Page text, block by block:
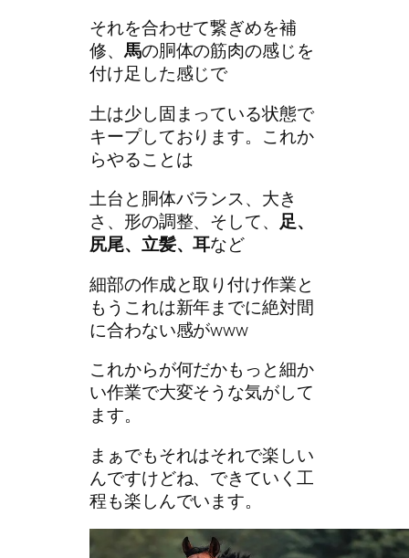
それを合わせて繋ぎめを補
修、 馬の胴体の筋肉の感じを
付け足した感じで
土は少し固まっている状態で
キープしております。これか
らやることは
土台と胴体バランス、大き
さ、形の調整、そして、 足、
尻尾、立髪、耳など
細部の作成と取り付け作業と
もうこれは新年までに絶対間
に合わない感がwww
これからが何だかもっと細か
い作業で大変そうな気がして
ます。
まぁでもそれはそれで楽しい
んですけどね、できていく工
程も楽しんでいます。